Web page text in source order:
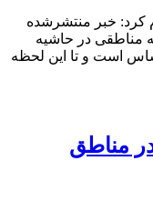
کرد: خبر منتشرشده
مناطقی در حاشیه
است و تا این لحظه
مناطق